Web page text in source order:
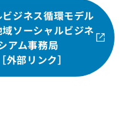
ジネス循環モデル
ソーシャルビジネ
アム事務局
外部リンク］